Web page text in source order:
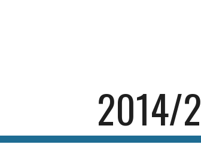
2014/2